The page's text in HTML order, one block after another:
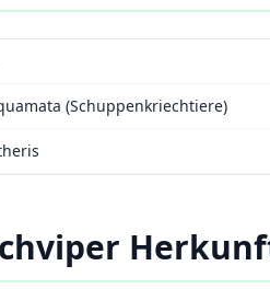
(Schuppenkriechtiere)